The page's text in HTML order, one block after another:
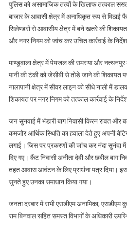
पुलिस को असामाजिक तत्वों के खिलाफ तत्काल सख्त
बाजार के आवासी क्षेत्र में अनाधिकृत रूप से मिठाई
सिलेण्डरों से आवासीय क्षेत्र में बने खतरे की शिकायत
और नगर निगम को जांच कर उचित कार्रवाई के
माण्डूवाला क्षेत्र में पेयजल की समस्या और नत्थनपुर में
पानी की टंकी को जेसीबी से तोड़े जाने की
नालापानी क्षेत्र में सीवर लाइन को सीधे नाली में
शिकायत पर नगर निगम को तत्काल कार्रवाई के
जन सुनवाई में भंडारी बाग निवासी किरन रावत और
कमजोर आर्थिक स्थिति का हवाला देते हुए अपनी
लगाई। जिस पर प्रकरणों की जांच कर नंदा सुनंदा
दिए गए। कैंट निवासी अनीता देवी और छबील बाग
तहत आवास आवंटन के लिए प्रार्थना पत्र दिया।
सुनते हुए उनका समाधान किया गया।
जनता दरबार में सभी एसडीएम अनामिका,
राम बिनवाल सहित समस्त विभागों के अधिकारी